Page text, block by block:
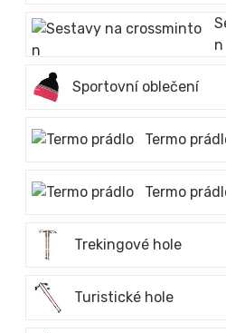
n
Sportovní oblečení
Termo
Termo
Trekingové hole
Turistické hole